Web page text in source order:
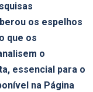
os espelhos
que os
o
essencial para o
na Página